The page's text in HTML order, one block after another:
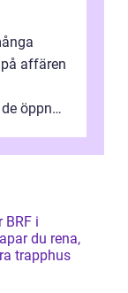
affären
öppna
i
du rena,
trapphus